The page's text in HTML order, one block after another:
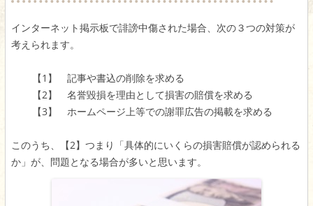
インターネット掲示板で誹謗中傷された場合、次の３つの対策が
考えられます。
【1】 記事や書込の削除を求める
【2】 名誉毀損を理由として損害の賠償を求める
【3】 ホームページ上等での謝罪広告の掲載を求める
このうち、【2】つまり「具体的にいくらの損害賠償が認められる
か」が、問題となる場合が多いと思います。